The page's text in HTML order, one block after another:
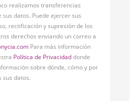
realizamos transferencias
datos. Puede ejercer sus
rectificación y supresión de los
derechos enviando un correo a
Para más información
Política de Privacidaddonde
sobre dónde, cómo y por
sus datos.